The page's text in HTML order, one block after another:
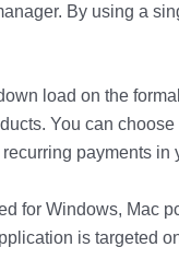
By using a
load on the
You can
payments in
for Windows, Mac
is targeted